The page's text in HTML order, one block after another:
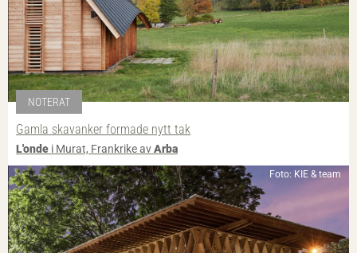
NOTERAT
Gamla skavanker formade nytt tak
L'onde i Murat, Frankrike avArba
Foto: KIE & team